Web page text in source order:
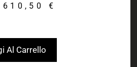
€
Al Carrello